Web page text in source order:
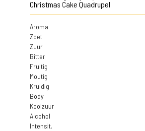
Christmas Cake Quadrupel
Aroma
Zoet
Zuur
Bitter
Fruitig
Moutig
Kruidig
Body
Koolzuur
Alcohol
Intensit.